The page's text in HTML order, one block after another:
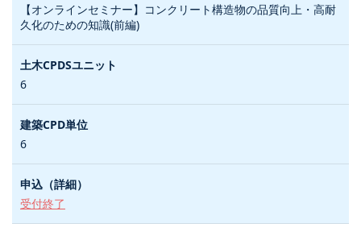
【オンラインセミナー】コンクリート構造物の品質向上・高耐
久化のための知識(前編)
6
6
受付終了